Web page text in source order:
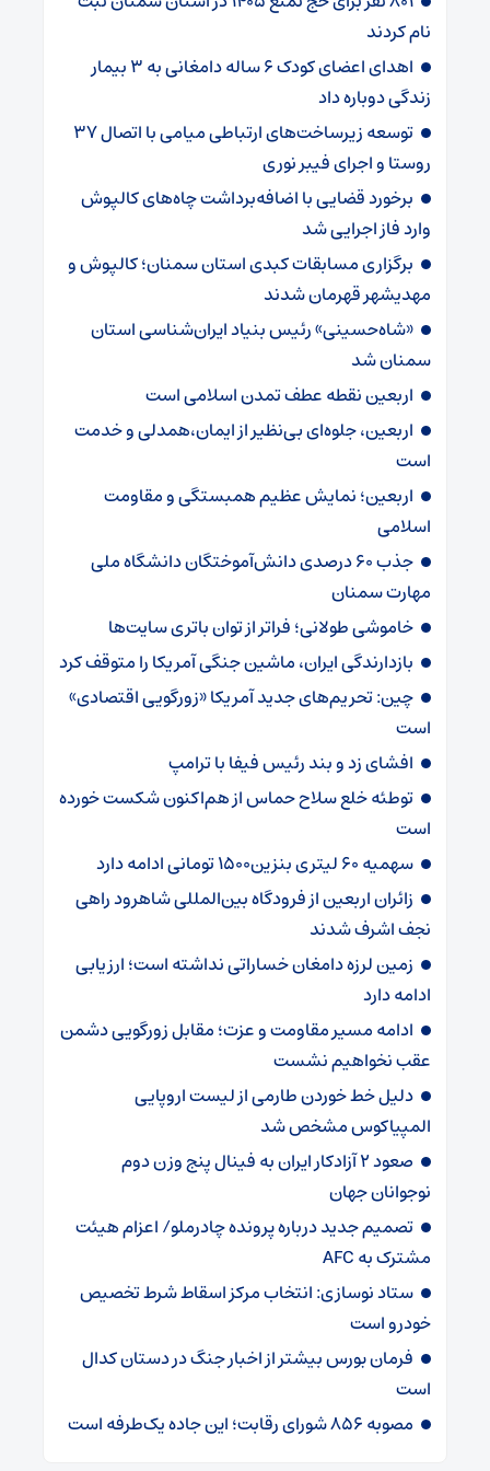
نام کردند
اهدای اعضای کودک ۶ ساله دامغانی به ۳ بیمار
زندگی دوباره داد
توسعه زیرساخت‌های ارتباطی میامی با اتصال ۳۷
روستا و اجرای فیبر نوری
برخورد قضایی با اضافه‌برداشت چاه‌های کالپوش
وارد فاز اجرایی شد
برگزاری مسابقات کبدی استان سمنان؛ کالپوش و
مهدیشهر قهرمان شدند
«شاه‌حسینی» رئیس بنیاد ایران‌شناسی استان
سمنان شد
اربعین نقطه عطف تمدن اسلامی است
اربعین، جلوه‌ای بی‌نظیر از ایمان،همدلی و خدمت
است
اربعین؛ نمایش عظیم همبستگی و مقاومت
اسلامی
جذب ۶۰ درصدی دانش‌آموختگان دانشگاه ملی
مهارت سمنان
خاموشی طولانی؛ فراتر از توان باتری سایت‌ها
بازدارندگی ایران، ماشین جنگی آمریکا را متوقف کرد
چین: تحریم‌های جدید آمریکا «زورگویی اقتصادی»
است
افشای زد و بند رئیس فیفا با ترامپ
توطئه خلع سلاح حماس از هم‌اکنون شکست خورده
است
سهمیه ۶۰ لیتری بنزین۱۵۰۰ تومانی ادامه دارد
زائران اربعین از فرودگاه بین‌المللی شاهرود راهی
نجف اشرف شدند
زمین لرزه دامغان خساراتی نداشته است؛ ارزیابی
ادامه دارد
ادامه مسیر مقاومت و عزت؛ مقابل زورگویی دشمن
عقب نخواهیم نشست
دلیل خط خوردن طارمی از لیست اروپایی
المپیاکوس مشخص شد
صعود ۲ آزادکار ایران به فینال پنج وزن دوم
نوجوانان جهان
تصمیم جدید درباره پرونده چادرملو/ اعزام هیئت
مشترک به AFC
ستاد نوسازی: انتخاب مرکز اسقاط شرط تخصیص
خودرو است
فرمان بورس بیشتر از اخبار جنگ در دستان کدال
است
مصوبه ۸۵۶ شورای رقابت؛ این جاده یک‌طرفه است